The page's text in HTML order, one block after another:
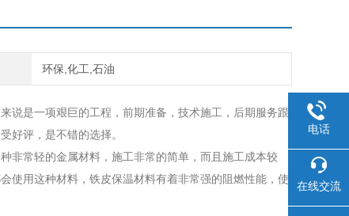
环保,化工,石油
说是一项艰巨的工程，前期准备，技术施工，后期服务跟
好评，是不错的选择。
非常轻的金属材料，施工非常的简单，而且施工成本较
使用这种材料，铁皮保温材料有着非常强的阻燃性能，使
电话
在线交流